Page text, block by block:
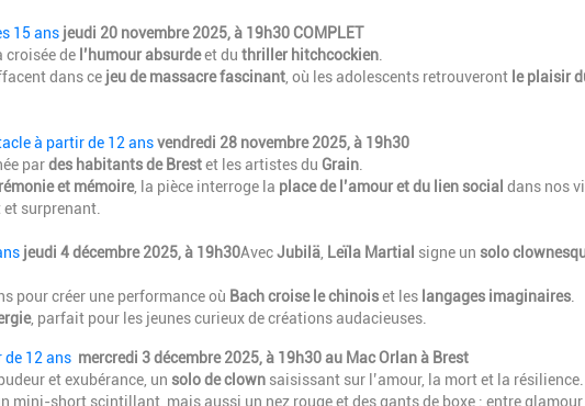
15 ans jeudi 20 novembre 2025, à 19h30 COMPLET
croisée de l’humour absurdeet du thriller hitchcockien
dans ce jeu de massacre fascinant , où les adolescents retrouveront le plaisir
à partir de 12 ansvendredi 28 novembre 2025, à 19h30
pardes habitants de Brestet les artistes du Grain
et mémoire, la pièce interroge la place de l’amour et du lien social dans nos
surprenant.
jeudi 4 décembre 2025, à 19h30AvecJubilä Leïla Martial signe un solo
pour créer une performance où Bach croise le chinoiset les langages imaginaires
, parfait pour les jeunes curieux de créations audacieuses.
de 12 ans mercredi 3 décembre 2025, à 19h30 au Mac Orlan à Brest
et exubérance, un solo de clown saisissant sur l’amour, la mort et la résilience.
mini-short scintillant, mais aussi un nez rouge et des gants de boxe : entre glamour